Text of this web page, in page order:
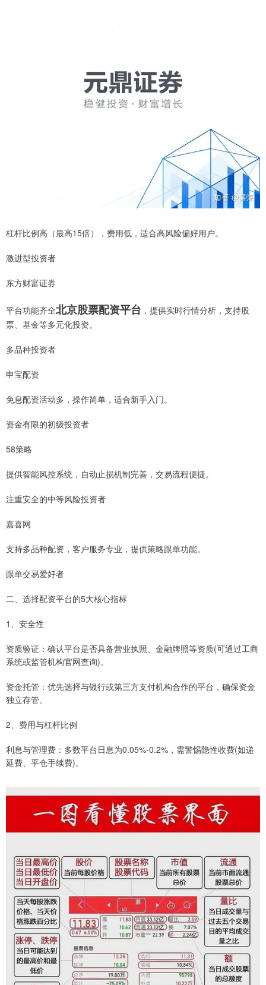
杠杆比例高（最高15倍），费用低，适合高风险偏好用户。
激进型投资者
东方财富证券
平台功能齐全北京股票配资平台 ，提供实时行情分析，支持股
票、基金等多元化投资。
多品种投资者
申宝配资
免息配资活动多，操作简单，适合新手入门。
资金有限的初级投资者
58策略
提供智能风控系统，自动止损机制完善，交易流程便捷。
注重安全的中等风险投资者
嘉喜网
支持多品种配资，客户服务专业，提供策略跟单功能。
跟单交易爱好者
二、选择配资平台的5大核心指标
1、安全性
资质验证：确认平台是否具备营业执照、金融牌照等资质(可通过工商
系统或监管机构官网查询)。
资金托管：优先选择与银行或第三方支付机构合作的平台，确保资金
独立存管。
2、费用与杠杆比例
利息与管理费：多数平台日息为0.05%-0.2%，需警惕隐性收费(如递
延费、平仓手续费)。